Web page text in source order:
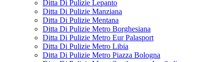
Ditta Di Pulizie Lepanto
Ditta Di Pulizie Manziana
Ditta Di Pulizie Mentana
Ditta Di Pulizie Metro Borghesiana
Ditta Di Pulizie Metro Eur Palasport
Ditta Di Pulizie Metro Libia
Ditta Di Pulizie Metro Piazza Bologna